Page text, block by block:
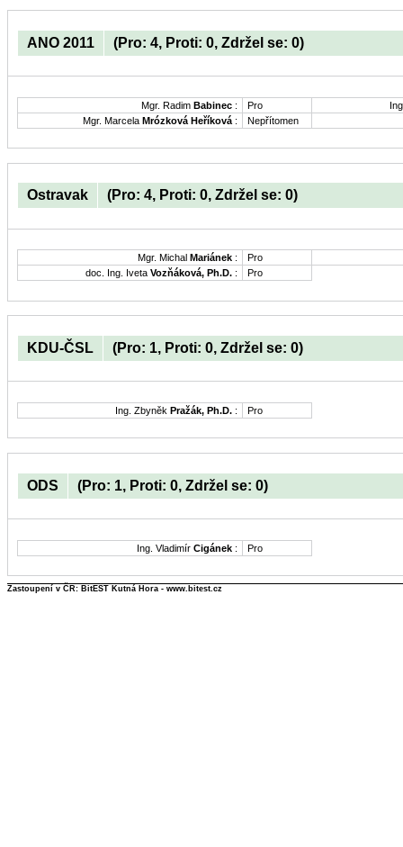
ANO 2011 (Pro: 4, Proti: 0, Zdržel se: 0)
Mgr. Radim Babinec : Pro
Mgr. Marcela Mrózková Heříková : Nepřítomen
Ostravak (Pro: 4, Proti: 0, Zdržel se: 0)
Mgr. Michal Mariánek :
Pro
doc. Ing. Iveta Vozňáková, Ph.D. : Pro
KDU-ČSL (Pro: 1, Proti: 0, Zdržel se: 0)
Ing. Zbyněk Pražák, Ph.D. : Pro
ODS (Pro: 1, Proti: 0, Zdržel se: 0)
Ing. Vladimír Cigánek : Pro
Zastoupení v ČR: BitEST Kutná Hora - www.bitest.cz